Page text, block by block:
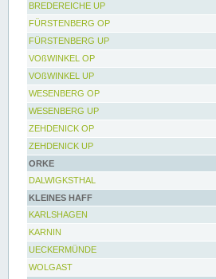
BREDEREICHE UP
FÜRSTENBERG OP
FÜRSTENBERG UP
VOßWINKEL OP
VOßWINKEL UP
WESENBERG OP
WESENBERG UP
ZEHDENICK OP
ZEHDENICK UP
ORKE
DALWIGKSTHAL
KLEINES HAFF
KARLSHAGEN
KARNIN
UECKERMÜNDE
WOLGAST